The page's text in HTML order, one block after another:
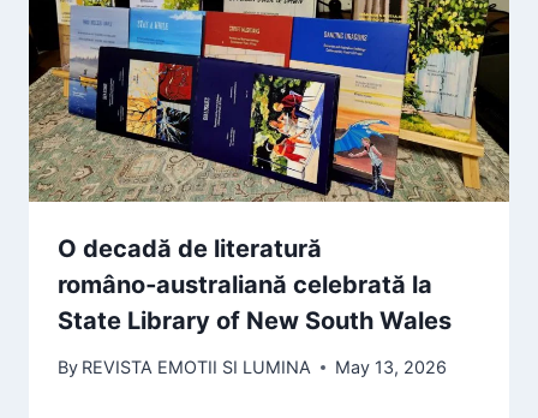
O decadă de literatură
româno‑australiană celebrată la
State Library of New South Wales
By REVISTA EMOTII SI LUMINA May 13, 2026